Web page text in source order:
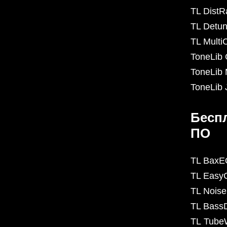
TL
TL
TL
ToneLib
ToneLib
ToneLib
ПО
TL
TL
TL
TL
TL